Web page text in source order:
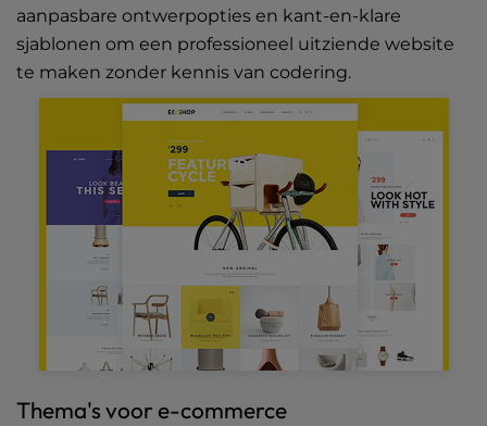
aanpasbare ontwerpopties en kant-en-klare
sjablonen om een professioneel uitziende website
te maken zonder kennis van codering.
Thema's voor e-commerce